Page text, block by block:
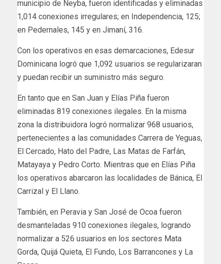
municipio de Neyba, fueron identificadas y eliminadas
1,014 conexiones irregulares; en Independencia, 125;
en Pedernales, 145 y en Jimaní, 316.
Con los operativos en esas demarcaciones, Edesur
Dominicana logró que 1,092 usuarios se regularizaran
y puedan recibir un suministro más seguro.
En tanto que en San Juan y Elías Piña fueron
eliminadas 819 conexiones ilegales. En la misma
zona la distribuidora logró normalizar 968 usuarios,
pertenecientes a las comunidades Carrera de Yeguas,
El Cercado, Hato del Padre, Las Matas de Farfán,
Matayaya y Pedro Corto. Mientras que en Elías Piña
los operativos abarcaron las localidades de Bánica, El
Carrizal y El Llano.
También, en Peravia y San José de Ocoa fueron
desmanteladas 910 conexiones ilegales, logrando
normalizar a 526 usuarios en los sectores Mata
Gorda, Quijá Quieta, El Fundo, Los Barrancones y La